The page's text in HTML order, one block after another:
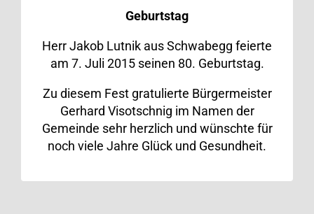
Geburtstag
Herr Jakob Lutnik aus Schwabegg feierte
am 7. Juli 2015 seinen 80. Geburtstag.
Zu diesem Fest gratulierte Bürgermeister
Gerhard Visotschnig im Namen der
Gemeinde sehr herzlich und wünschte für
noch viele Jahre Glück und Gesundheit.